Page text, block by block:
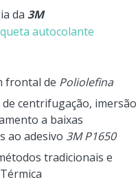
da 3M
autocolante
frontal de Poliolefina
centrifugação, imersão
a baixas
ao adesivo 3M P1650
tradicionais e